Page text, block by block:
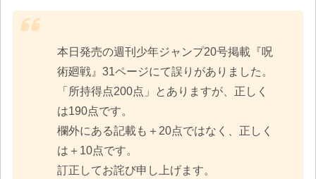
本日発売の週刊少年ジャンプ20号掲載『呪
術廻戦』31ページにて誤りがありました。
「所持得点200点」とありますが、正しく
は190点です。
欄外にある記載も＋20点ではなく、正しく
は＋10点です。
訂正してお詫び申し上げます。